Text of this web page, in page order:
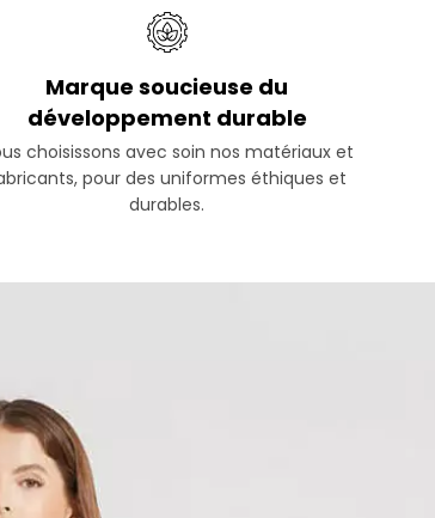
Marque soucieuse du
développement durable
choisissons avec soin nos matériaux et
pour des uniformes éthiques et
durables.